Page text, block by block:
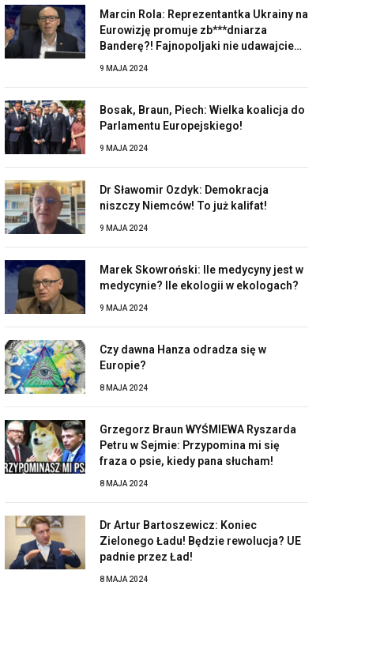
Marcin Rola: Reprezentantka Ukrainy na
Eurowizję promuje zb***dniarza
Banderę?! Fajnopoljaki nie udawajcie
9 MAJA 2024
Bosak, Braun, Piech: Wielka koalicja do
Parlamentu Europejskiego!
9 MAJA 2024
Dr Sławomir Ozdyk: Demokracja
niszczy Niemców! To już kalifat!
9 MAJA 2024
Marek Skowroński: Ile medycyny jest w
medycynie? Ile ekologii w ekologach?
9 MAJA 2024
Czy dawna Hanza odradza się w
Europie?
8 MAJA 2024
Grzegorz Braun WYŚMIEWA Ryszarda
Petru w Sejmie: Przypomina mi się
fraza o psie, kiedy pana słucham!
8 MAJA 2024
Dr Artur Bartoszewicz: Koniec
Zielonego Ładu! Będzie rewolucja? UE
padnie przez Ład!
8 MAJA 2024